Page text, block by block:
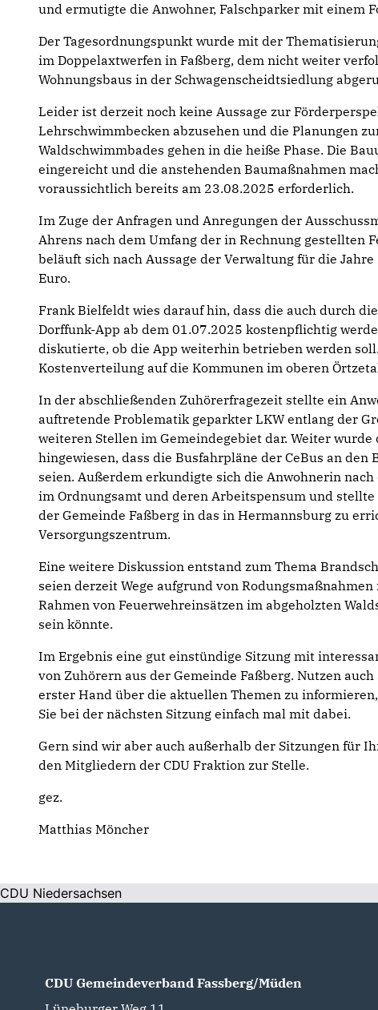
und ermutigte die Anwohner, Falschparker mit einem
Der Tagesordnungspunkt wurde mit der
im Doppelaxtwerfen in Faßberg, dem nicht weiter
Wohnungsbaus in der Schwagenscheidtsiedlung
Leider ist derzeit noch keine Aussage zur
Lehrschwimmbecken abzusehen und die Planungen
Waldschwimmbades gehen in die heiße Phase. Die
eingereicht und die anstehenden Baumaßnahmen
voraussichtlich bereits am 23.08.2025 erforderlich.
Im Zuge der Anfragen und Anregungen der
Ahrens nach dem Umfang der in Rechnung gestellten
beläuft sich nach Aussage der Verwaltung für die
Euro.
Frank Bielfeldt wies darauf hin, dass die auch durch
Dorffunk-App ab dem 01.07.2025 kostenpflichtig
diskutierte, ob die App weiterhin betrieben werden
Kostenverteilung auf die Kommunen im oberen
In der abschließenden Zuhörerfragezeit stellte ein
auftretende Problematik geparkter LKW entlang der
weiteren Stellen im Gemeindegebiet dar. Weiter
hingewiesen, dass die Busfahrpläne der CeBus an
seien. Außerdem erkundigte sich die Anwohnerin
im Ordnungsamt und deren Arbeitspensum und
der Gemeinde Faßberg in das in Hermannsburg zu
Versorgungszentrum.
Eine weitere Diskussion entstand zum Thema
seien derzeit Wege aufgrund von
Rahmen von Feuerwehreinsätzen im abgeholzten
sein könnte.
Im Ergebnis eine gut einstündige Sitzung mit
von Zuhörern aus der Gemeinde Faßberg. Nutzen
erster Hand über die aktuellen Themen zu
Sie bei der nächsten Sitzung einfach mal mit dabei.
Gern sind wir aber auch außerhalb der Sitzungen für
den Mitgliedern der CDU Fraktion zur Stelle.
gez.
Matthias Möncher
CDU Niedersachsen
CDU Gemeindeverband Fassberg/Müden